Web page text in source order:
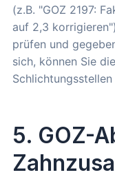
(z.B. "GOZ 2197:
auf 2,3
prüfen und
sich, können Sie
5. GOZ-